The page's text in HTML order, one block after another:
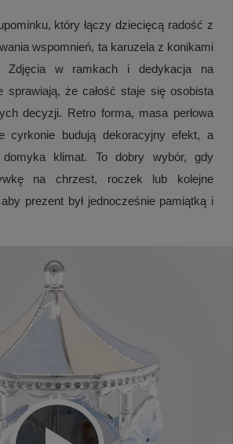
który łączy dziecięcą radość z
wspomnień, ta karuzela z konikami
Zdjęcia w ramkach i dedykacja na
sprawiają, że całość staje się osobista
decyzji. Retro forma, masa perłowa
cyrkonie budują dekoracyjny efekt, a
domyka klimat. To dobry wybór, gdy
na chrzest, roczek lub kolejne
prezent był jednocześnie pamiątką i